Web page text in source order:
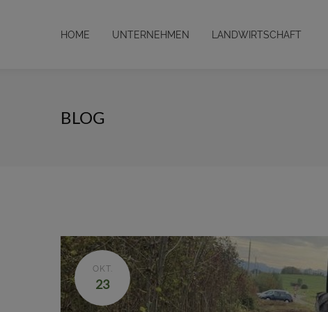
HOME UNTERNEHMEN LANDWIRTSCHAFT
BLOG
OKT.
23